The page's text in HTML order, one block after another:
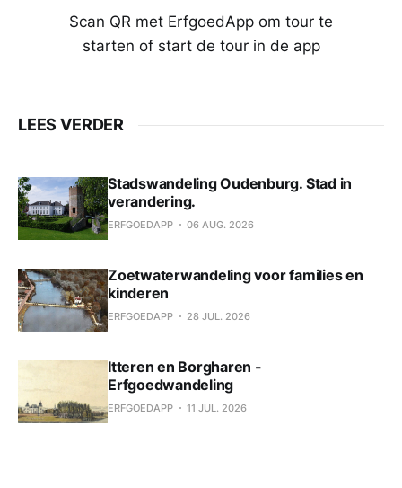
Scan QR met ErfgoedApp om tour te
starten of start de tour in de app
LEES VERDER
Stadswandeling Oudenburg. Stad in
verandering.
ERFGOEDAPP 06 AUG. 2026
Zoetwaterwandeling voor families en
kinderen
ERFGOEDAPP 28 JUL. 2026
Itteren en Borgharen -
Erfgoedwandeling
ERFGOEDAPP 11 JUL. 2026